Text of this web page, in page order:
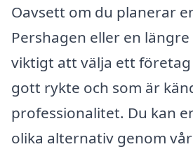
Oavsett om du planerar
Pershagen eller en
viktigt att välja ett
gott rykte och som är
professionalitet. Du kan
olika alternativ genom